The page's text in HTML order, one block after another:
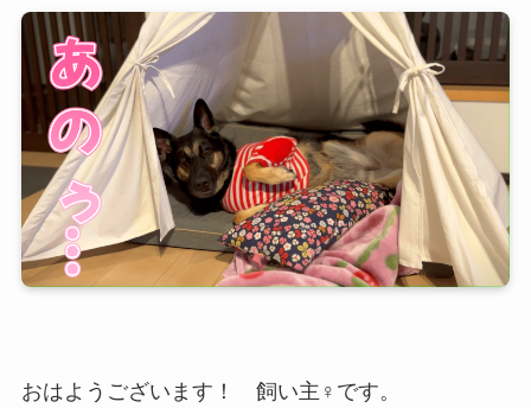
おはようございます！ 飼い主♀です。